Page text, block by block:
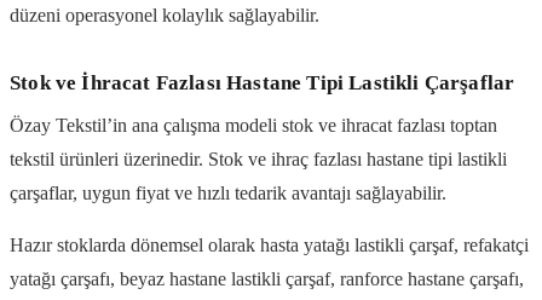
düzeni operasyonel kolaylık sağlayabilir.
Stok ve İhracat Fazlası Hastane Tipi Lastikli Çarşaflar
Özay Tekstil’in ana çalışma modeli stok ve ihracat fazlası toptan
tekstil ürünleri üzerinedir. Stok ve ihraç fazlası hastane tipi lastikli
çarşaflar, uygun fiyat ve hızlı tedarik avantajı sağlayabilir.
Hazır stoklarda dönemsel olarak hasta yatağı lastikli çarşaf, refakatçi
yatağı çarşafı, beyaz hastane lastikli çarşaf, ranforce hastane çarşafı,